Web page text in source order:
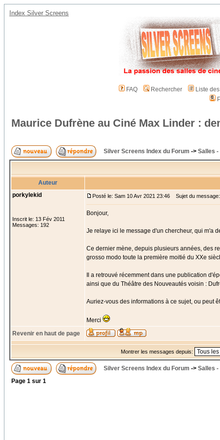
Index Silver Screens
FAQ Rechercher
Liste
Maurice Dufrène au Ciné Max Linder :
Silver Screens Index du Forum -> Salles
Auteur
porkylekid
Inscrit le: 13 Fév 2011
Messages: 192
Posté le: Sam 10 Avr 2021 23:46 Sujet du
Bonjour,
Je relaye ici le message d'un chercheur, qui m'a
Ce dernier mène, depuis plusieurs années, des
grosso modo toute la première moitié du XXe
Il a retrouvé récemment dans une publication
ainsi que du Théâtre des Nouveautés voisin :
Auriez-vous des informations à ce sujet, ou peut
Merci
Revenir en haut de page
Montrer les messages depuis:
Silver Screens Index du Forum -> Salles
Page 1 sur 1